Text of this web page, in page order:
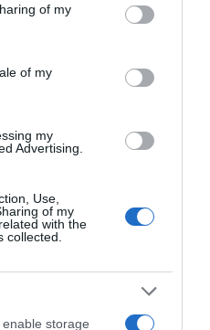
behaviour. You may click to
and its third-party tags to
purposes in below Google
of my
of my
my
Advertising.
Use,
of my
with the
collected.
storage
– hogyan kerüld el egy új